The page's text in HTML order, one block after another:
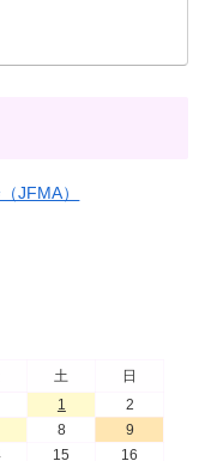
JFMA）
土
日
1
2
8
9
15 16